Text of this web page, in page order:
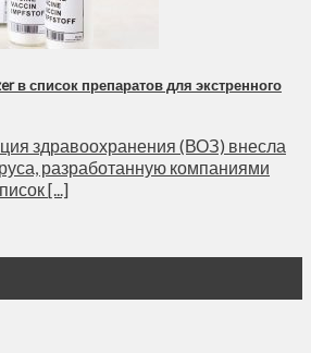
в список препаратов для экстренного
здравоохранения (ВОЗ) внесла
разработанную компаниями
[...]